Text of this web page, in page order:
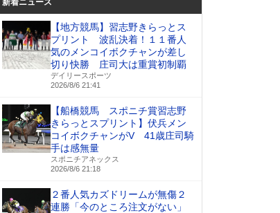
新着ニュース
【地方競馬】習志野きらっとス
プリント 波乱決着！１１番人
気のメンコイボクチャンが差し
切り快勝 庄司大は重賞初制覇
デイリースポーツ
2026/8/6 21:41
【船橋競馬 スポニチ賞習志野
きらっとスプリント】伏兵メン
コイボクチャンがV 41歳庄司騎
手は感無量
スポニチアネックス
2026/8/6 21:18
２番人気カズドリームが無傷２
連勝「今のところ注文がない」